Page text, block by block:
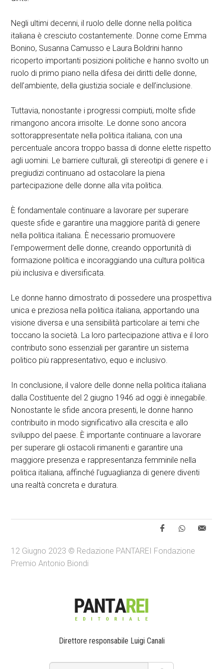
Negli ultimi decenni, il ruolo delle donne nella politica
italiana è cresciuto costantemente. Donne come Emma
Bonino, Susanna Camusso e Laura Boldrini hanno
ricoperto importanti posizioni politiche e hanno svolto un
ruolo di primo piano nella difesa dei diritti delle donne,
dell’ambiente, della giustizia sociale e dell’inclusione.
Tuttavia, nonostante i progressi compiuti, molte sfide
rimangono ancora irrisolte. Le donne sono ancora
sottorappresentate nella politica italiana, con una
percentuale ancora troppo bassa di donne elette rispetto
agli uomini. Le barriere culturali, gli stereotipi di genere e i
pregiudizi continuano ad ostacolare la piena
partecipazione delle donne alla vita politica.
È fondamentale continuare a lavorare per superare
queste sfide e garantire una maggiore parità di genere
nella politica italiana. È necessario promuovere
l’empowerment delle donne, creando opportunità di
formazione politica e incoraggiando una cultura politica
più inclusiva e diversificata.
Le donne hanno dimostrato di possedere una prospettiva
unica e preziosa nella politica italiana, apportando una
visione diversa e una sensibilità particolare ai temi che
toccano la società. La loro partecipazione attiva e il loro
contributo sono essenziali per garantire un sistema
politico più rappresentativo, equo e inclusivo.
In conclusione, il valore delle donne nella politica italiana
dalla Costituente del 2 giugno 1946 ad oggi è innegabile.
Nonostante le sfide ancora presenti, le donne hanno
contribuito in modo significativo alla crescita e allo
sviluppo del paese. È importante continuare a lavorare
per superare gli ostacoli rimanenti e garantire una
maggiore presenza e rappresentanza femminile nella
politica italiana, affinché l’uguaglianza di genere diventi
una realtà concreta e duratura.
12 Giugno 2023 © Redazione PANTAREI Fondazione
Premio Antonio Biondi
Direttore responsabile Luigi Canali